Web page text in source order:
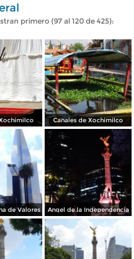
primero (97 al 120 de 425):
Canales de Xochimilco
de Valores Angel de la Independencia